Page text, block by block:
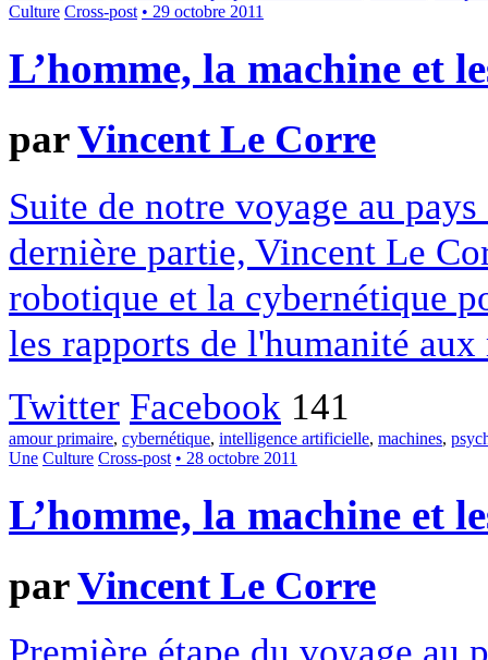
Culture Cross-post • 29 octobre 2011
L’homme, la machine et
parVincent Le Corre
Suite de notre voyage au
dernière partie, Vincent Le
robotique et la cybernétique
les rapports de l'humanité aux
Twitter Facebook 141
amour primaire, cybernétique, intelligence artificielle, machines,
Une Culture Cross-post • 28 octobre 2011
L’homme, la machine et
parVincent Le Corre